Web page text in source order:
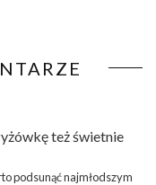
też świetnie
podsunąć najmłodszym